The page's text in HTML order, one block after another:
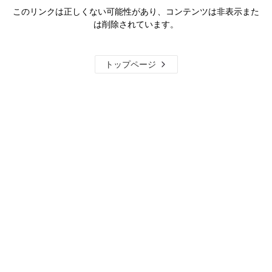
このリンクは正しくない可能性があり、コンテンツは非表示また
は削除されています。
トップページ